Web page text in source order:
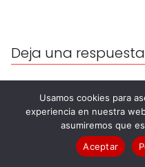
Deja una respuesta
Usamos cookies para
experiencia en nuestra
asumiremos que
Aceptar